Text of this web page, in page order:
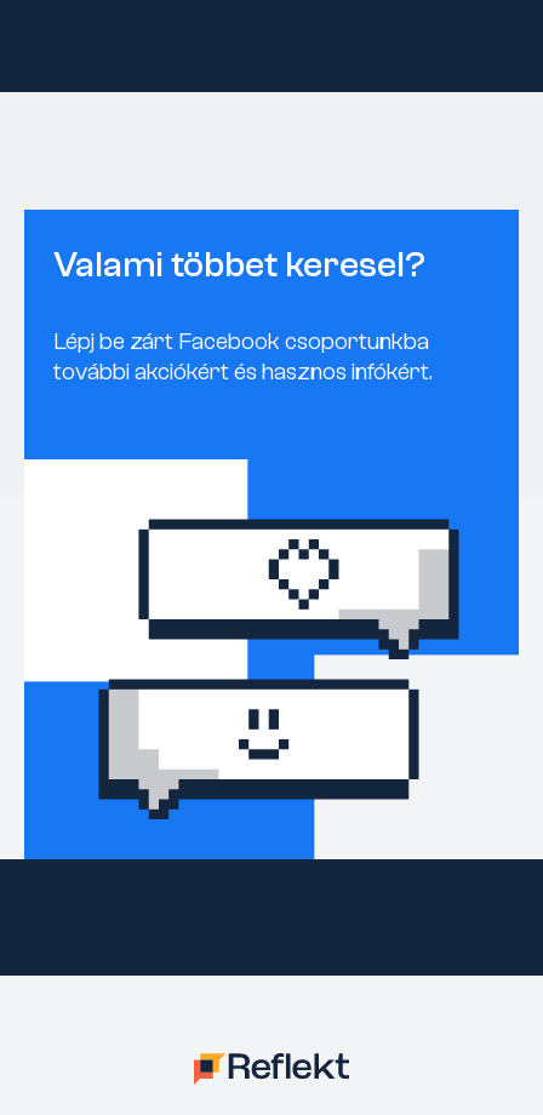
Valami többet keresel?
Lépj be zárt Facebook csoportunkba
további akciókért és hasznos infókért.